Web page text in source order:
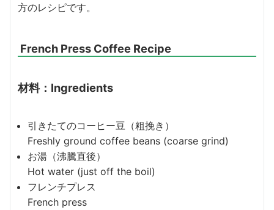
方のレシピです。
French Press Coffee Recipe
材料：Ingredients
引きたてのコーヒー豆（粗挽き）
Freshly ground coffee beans (coarse grind)
お湯（沸騰直後）
Hot water (just off the boil)
フレンチプレス
French press